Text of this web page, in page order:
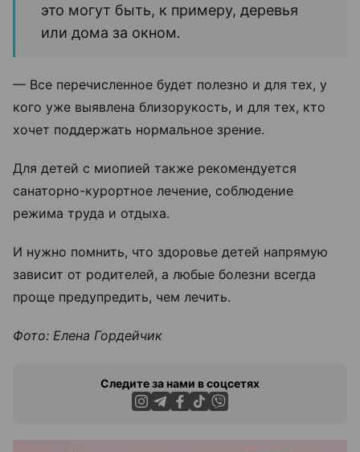
это могут быть, к примеру, деревья
или дома за окном.
— Все перечисленное будет полезно и для тех, у
кого уже выявлена близорукость, и для тех, кто
хочет поддержать нормальное зрение.
Для детей с миопией также рекомендуется
санаторно-курортное лечение, соблюдение
режима труда и отдыха.
И нужно помнить, что здоровье детей напрямую
зависит от родителей, а любые болезни всегда
проще предупредить, чем лечить.
Фото: Елена Гордейчик
Следите за нами в соцсетях